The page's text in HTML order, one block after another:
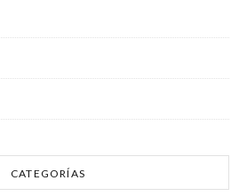
CATEGORÍAS